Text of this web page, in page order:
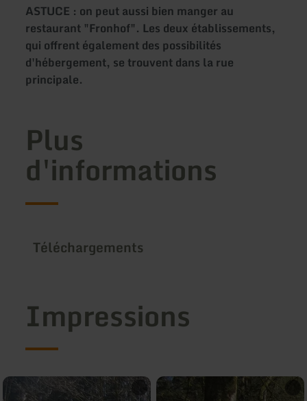
ASTUCE : on peut aussi bien manger au
restaurant "Fronhof". Les deux établissements,
qui offrent également des possibilités
d'hébergement, se trouvent dans la rue
principale.
Plus
d'informations
Téléchargements
Impressions